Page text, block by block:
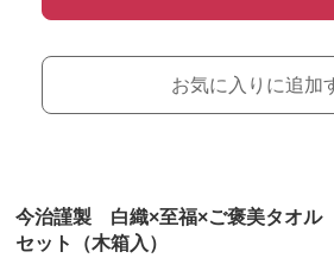
お気に入りに追加
今治謹製 白織×至福×ご褒美タオル
セット（木箱入）